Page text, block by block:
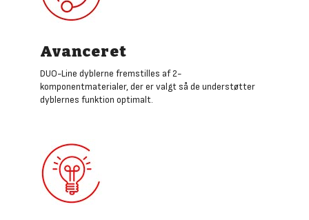
Avanceret
DUO-Line dyblerne fremstilles af 2-
komponentmaterialer, der er valgt så de understøtter
dyblernes funktion optimalt.